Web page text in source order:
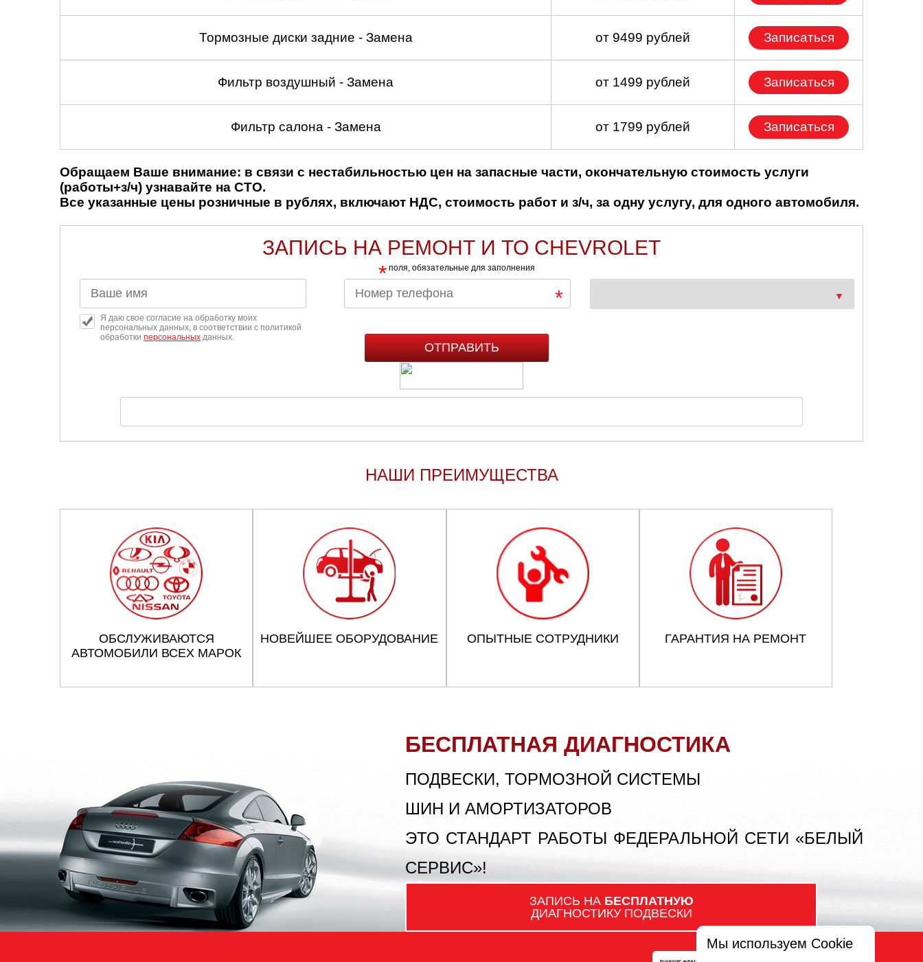
Тормозные диски задние - Замена от 9499 рублей Записаться
Фильтр воздушный - Замена от 1499 рублей Записаться
Фильтр салона - Замена от 1799 рублей Записаться
Обращаем Ваше внимание: в связи с нестабильностью цен на запасные части, окончательную стоимость услуги
(работы+з/ч) узнавайте на СТО.
Все указанные цены розничные в рублях, включают НДС, стоимость работ и з/ч, за одну услугу, для одного автомобиля.
ЗАПИСЬ НА РЕМОНТ И ТО CHEVROLET
* поля, обязательные для заполнения
Я даю свое согласие на обработку моих
персональных данных, в соответствии с политикой
обработки персональных данных.
НАШИ ПРЕИМУЩЕСТВА
ОБСЛУЖИВАЮТСЯ
АВТОМОБИЛИ ВСЕХ МАРОК
НОВЕЙШЕЕ ОБОРУДОВАНИЕ ОПЫТНЫЕ СОТРУДНИКИ ГАРАНТИЯ НА РЕМОНТ
БЕСПЛАТНАЯ ДИАГНОСТИКА
ПОДВЕСКИ, ТОРМОЗНОЙ СИСТЕМЫ
ШИН И АМОРТИЗАТОРОВ
ЭТО СТАНДАРТ РАБОТЫ ФЕДЕРАЛЬНОЙ СЕТИ «БЕЛЫЙ
СЕРВИС»!
ЗАПИСЬ НА БЕСПЛАТНУЮ
ДИАГНОСТИКУ ПОДВЕСКИ
Мы используем Cookie